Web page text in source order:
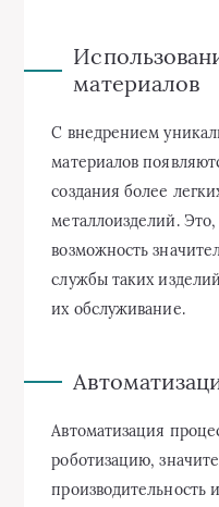
материалов
С внедрением
материалов
создания более
металлоизделий.
возможность
службы таких
их обслуживание.
Автоматизация
роботизацию,
производительность